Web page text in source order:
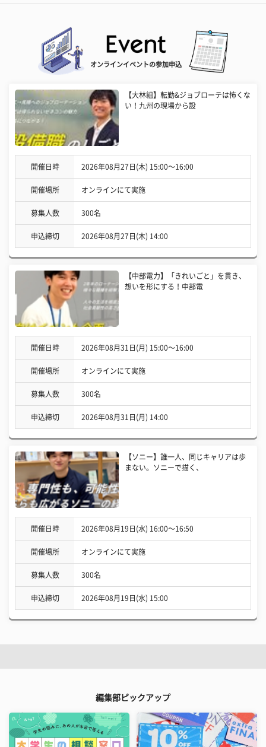
オンラインイベントの参加申込
【大林組】転勤&ジョブローテは怖くな
い！九州の現場から設
開催日時 2026年08月27日(木) 15:00〜16:00
開催場所 オンラインにて実施
募集人数 300名
申込締切 2026年08月27日(木) 14:00
【中部電力】「きれいごと」を貫き、
想いを形にする！中部電
開催日時 2026年08月31日(月) 15:00〜16:00
開催場所 オンラインにて実施
募集人数 300名
申込締切 2026年08月31日(月) 14:00
【ソニー】誰一人、同じキャリアは歩
まない。ソニーで描く、
開催日時 2026年08月19日(水) 16:00〜16:50
開催場所 オンラインにて実施
募集人数 300名
申込締切 2026年08月19日(水) 15:00
編集部ピックアップ